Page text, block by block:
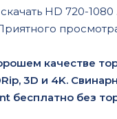
HD 720-
качестве
3D и 4K.
бесплатно без